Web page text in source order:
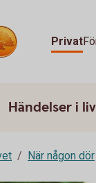
Privat
Händelser i
När någon dör